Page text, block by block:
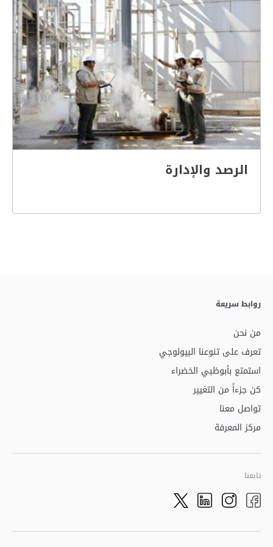
الرصد والإدارة
روابط سريعة
من نحن
تعرف على تنوعنا البيولوجي
استمتع بأبوظبي الخضراء
كن جزءاً من التغيير
تواصل معنا
مركز المعرفة
تابعنا
Facebook
Instagram
LinkedIn
Twitter